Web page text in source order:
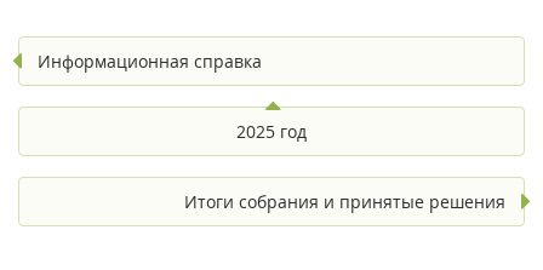
Информационная справка
2025 год
Итоги собрания и принятые решения